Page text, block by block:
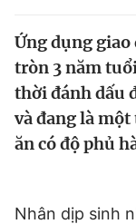
Tin thị trường
Video
Tiện ích
Ứng dụng
tròn 3 năm
thời đánh dấu
và đang là
ăn có độ phủ
Nhân dịp sinh